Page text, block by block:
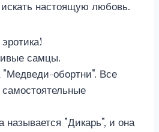
настоящую любовь.
самцы.
"Медведи-обортни". Все
самостоятельные
называется "Дикарь", и она